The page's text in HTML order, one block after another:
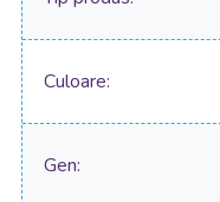
Culoare
Gen